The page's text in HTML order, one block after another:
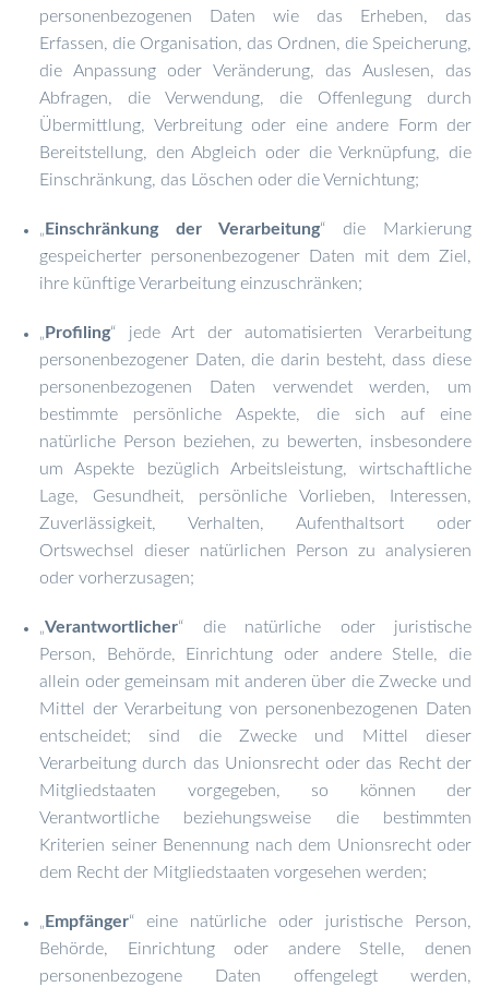
personenbezogenen Daten wie das Erheben, das
Erfassen, die Organisation, das Ordnen, die Speicherung,
die Anpassung oder Veränderung, das Auslesen, das
Abfragen, die Verwendung, die Offenlegung durch
Übermittlung, Verbreitung oder eine andere Form der
Bereitstellung, den Abgleich oder die Verknüpfung, die
Einschränkung, das Löschen oder die Vernichtung;
„ Einschränkung der Verarbeitung“ die Markierung
gespeicherter personenbezogener Daten mit dem Ziel,
ihre künftige Verarbeitung einzuschränken;
„ Profiling“ jede Art der automatisierten Verarbeitung
personenbezogener Daten, die darin besteht, dass diese
personenbezogenen Daten verwendet werden, um
bestimmte persönliche Aspekte, die sich auf eine
natürliche Person beziehen, zu bewerten, insbesondere
um Aspekte bezüglich Arbeitsleistung, wirtschaftliche
Lage, Gesundheit, persönliche Vorlieben, Interessen,
Zuverlässigkeit, Verhalten, Aufenthaltsort oder
Ortswechsel dieser natürlichen Person zu analysieren
oder vorherzusagen;
„Verantwortlicher“ die natürliche oder juristische
Person, Behörde, Einrichtung oder andere Stelle, die
allein oder gemeinsam mit anderen über die Zwecke und
Mittel der Verarbeitung von personenbezogenen Daten
entscheidet; sind die Zwecke und Mittel dieser
Verarbeitung durch das Unionsrecht oder das Recht der
Mitgliedstaaten vorgegeben, so können der
Verantwortliche beziehungsweise die bestimmten
Kriterien seiner Benennung nach dem Unionsrecht oder
dem Recht der Mitgliedstaaten vorgesehen werden;
„ Empfänger“ eine natürliche oder juristische Person,
Behörde, Einrichtung oder andere Stelle, denen
personenbezogene Daten offengelegt werden,